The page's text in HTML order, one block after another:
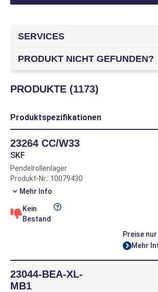
SERVICES
PRODUKT NICHT GEFUNDEN?
PRODUKTE (1173)
Produktspezifikationen
23264 CC/W33
SKF
Pendelrollenlager
Produkt-Nr.: 10079430
Mehr Info
Kein
Bestand
Preise
Mehr
23044-BEA-XL-
MB1